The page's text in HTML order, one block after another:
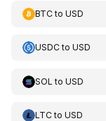
BTCto USD
USDCto USD
SOL to USD
LTCto USD